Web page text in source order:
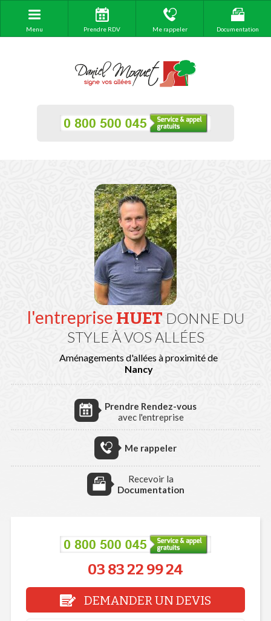
Menu Prendre RDV Me rappeler Documentation
l'entreprise HUET DONNE DU
STYLE À VOS ALLÉES
Aménagements d'allées à proximité de
Nancy
Prendre Rendez-vous
avec l'entreprise
Me rappeler
Recevoir la
Documentation
03 83 22 99 24
DEMANDER UN DEVIS